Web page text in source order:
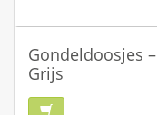
Gondeldoosjes –
Grijs